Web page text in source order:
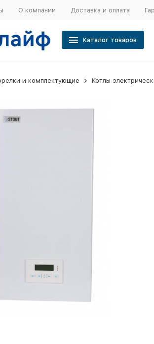
О компании Доставка и оплата
Каталог товаров
и комплектующие Котлы